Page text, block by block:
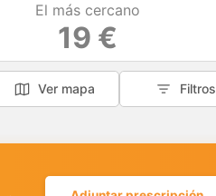
El más cercano
19 €
Ver mapa Filtros